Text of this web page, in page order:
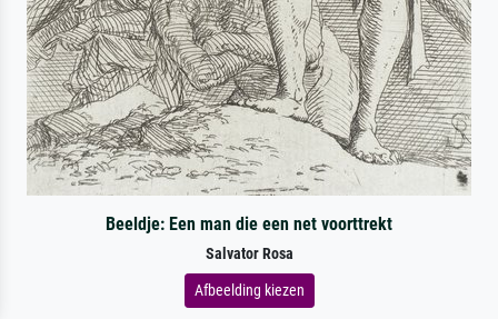
Beeldje: Een man die een net voorttrekt
Salvator Rosa
Afbeelding kiezen